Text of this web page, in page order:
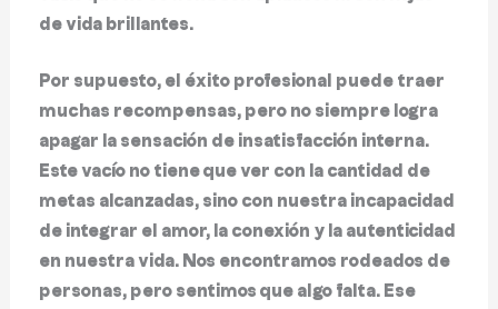
de vida brillantes.
Por supuesto, el éxito profesional puede traer
muchas recompensas, pero no siempre logra
apagar la sensación de insatisfacción interna.
Este vacío no tiene que ver con la cantidad de
metas alcanzadas, sino con nuestra incapacidad
de integrar el amor, la conexión y la autenticidad
en nuestra vida. Nos encontramos rodeados de
personas, pero sentimos que algo falta. Ese